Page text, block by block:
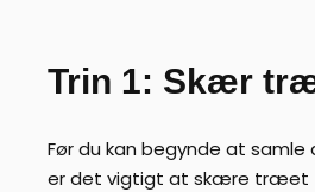
Trin 1: Skær
Før du kan begynde at
er det vigtigt at skære træet